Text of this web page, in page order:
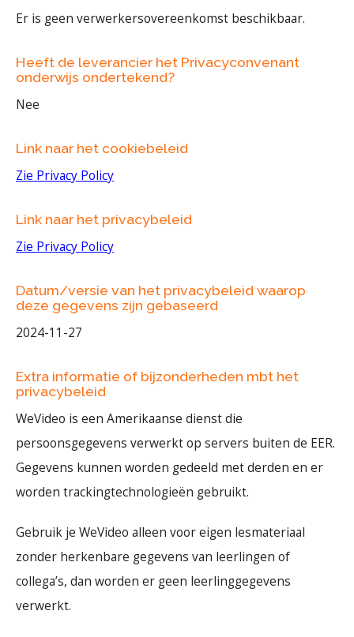
Er is geen verwerkersovereenkomst beschikbaar.
Heeft de leverancier het Privacyconvenant
onderwijs ondertekend?
Nee
Link naar het cookiebeleid
Zie Privacy Policy
Link naar het privacybeleid
Zie Privacy Policy
Datum/versie van het privacybeleid waarop
deze gegevens zijn gebaseerd
2024-11-27
Extra informatie of bijzonderheden mbt het
privacybeleid
WeVideo is een Amerikaanse dienst die
persoonsgegevens verwerkt op servers buiten de EER.
Gegevens kunnen worden gedeeld met derden en er
worden trackingtechnologieën gebruikt.
Gebruik je WeVideo alleen voor eigen lesmateriaal
zonder herkenbare gegevens van leerlingen of
collega’s, dan worden er geen leerlinggegevens
verwerkt.